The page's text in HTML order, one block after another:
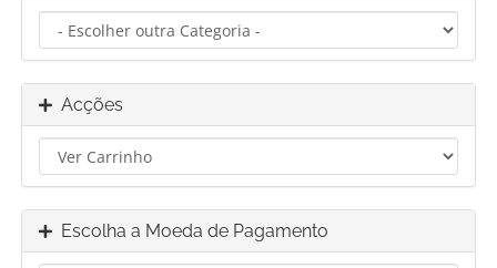
Acções
Escolha a Moeda de Pagamento